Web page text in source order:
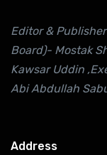
Editor &
Board)- Mostak
Kawsar Uddin
Abi Abdullah
Address